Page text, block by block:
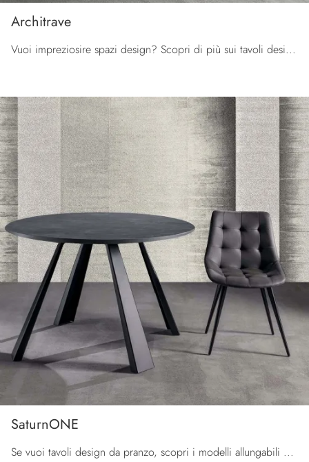
Architrave
Vuoi impreziosire spazi design? Scopri di più sui tavoli design allungabili: il modello da pranzo Architrave ti aspetta.
SaturnONE
Se vuoi tavoli design da pranzo, scopri i modelli allungabili di La Seggiola: clicca e scopri il modello SaturnONE in melaminico.